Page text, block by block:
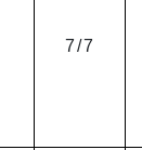
7/7